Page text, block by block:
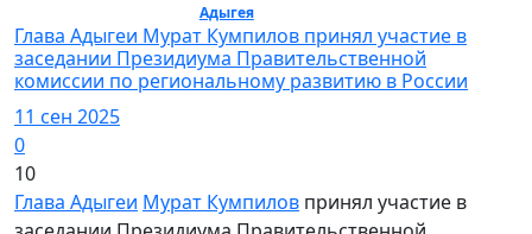
Адыгея
Глава Адыгеи Мурат Кумпилов принял участие в
заседании Президиума Правительственной
комиссии по региональному развитию в России
11 сен 2025
0
10
Глава Адыгеи Мурат Кумпилов принял участие в